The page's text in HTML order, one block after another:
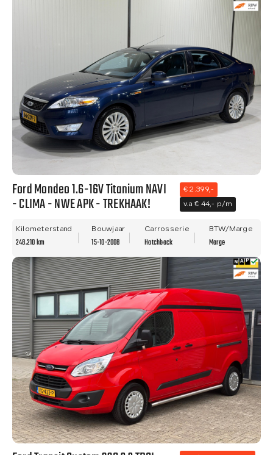
Ford Mondeo 1.6-16V Titanium NAVI
- CLIMA - NWE APK - TREKHAAK!
€ 2.399,-
v.a € 44,- p/m
Kilometerstand
248.210 km
Bouwjaar
15-10-2008
Carrosserie
Hatchback
BTW/Marge
Marge